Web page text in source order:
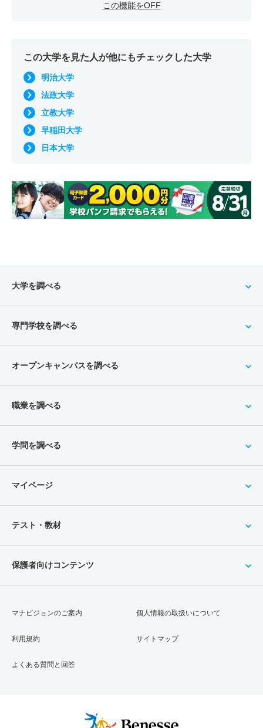
この機能をOFF
この大学を見た人が他にもチェックした大学
明治大学
法政大学
立教大学
早稲田大学
日本大学
大学を調べる
専門学校を調べる
オープンキャンパスを調べる
職業を調べる
学問を調べる
マイページ
テスト・教材
保護者向けコンテンツ
マナビジョンのご案内
利用規約
よくある質問と回答
個人情報の取扱いについて
サイトマップ